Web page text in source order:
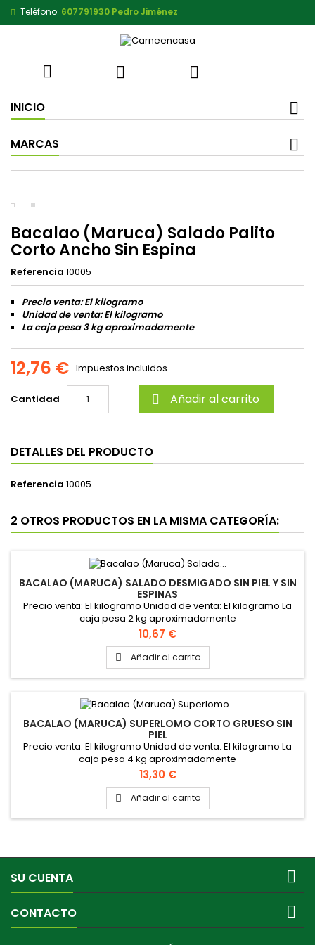
Teléfono: 607791930 Pedro Jiménez
  
INICIO
MARCAS
Bacalao (Maruca) Salado Palito
Corto Ancho Sin Espina
Referencia 10005
Precio venta: El kilogramo
Unidad de venta: El kilogramo
La caja pesa 3 kg aproximadamente
12,76 € Impuestos incluidos
Cantidad  Añadir al carrito
DETALLES DEL PRODUCTO
Referencia 10005
2 OTROS PRODUCTOS EN LA MISMA CATEGORÍA:
BACALAO (MARUCA) SALADO DESMIGADO SIN PIEL Y SIN
ESPINAS
Precio venta: El kilogramo Unidad de venta: El kilogramo La
caja pesa 2 kg aproximadamente
Precio
10,67 €
 Añadir al carrito
BACALAO (MARUCA) SUPERLOMO CORTO GRUESO SIN
PIEL
Precio venta: El kilogramo Unidad de venta: El kilogramo La
caja pesa 4 kg aproximadamente
Precio
13,30 €
 Añadir al carrito
SU CUENTA 
CONTACTO 